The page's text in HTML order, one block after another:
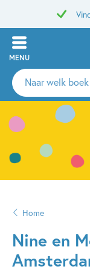
MENU
Zoeken
naar
auteurs
uitgevers
Home
Nine en